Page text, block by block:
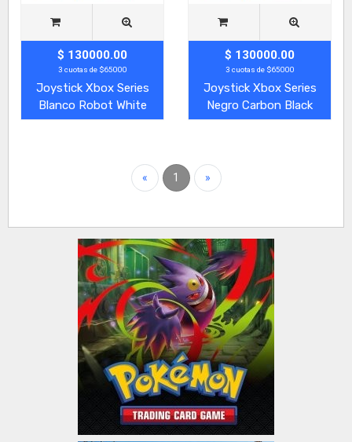
$ 130000.00
3 cuotas de $65000
Joystick Xbox Series
Blanco Robot White
$ 130000.00
3 cuotas de $65000
Joystick Xbox Series
Negro Carbon Black
« 1 »